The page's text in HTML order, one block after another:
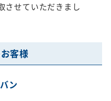
させていただきまし
客様
ン